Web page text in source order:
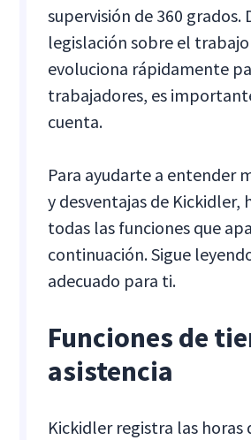
supervisión de 360 grados.
legislación sobre el
evoluciona rápidamente
trabajadores, es
cuenta.
Para ayudarte a entender
y desventajas de Kickidler,
todas las funciones que
continuación. Sigue
adecuado para ti.
Funciones de
asistencia
Kickidler registra las horas